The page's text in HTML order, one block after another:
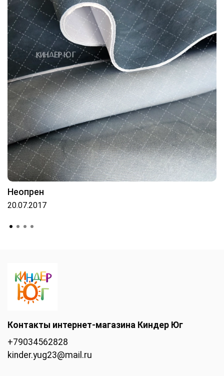
Неопрен
20.07.2017
Контакты интернет-магазина Киндер Юг
+79034562828
kinder.yug23@mail.ru